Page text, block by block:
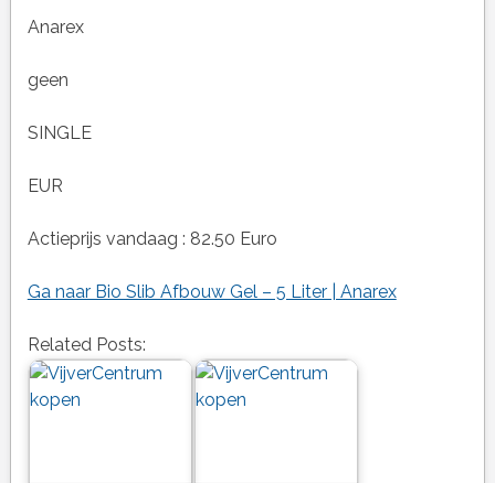
Anarex
geen
SINGLE
EUR
Actieprijs vandaag : 82.50 Euro
Ga naar Bio Slib Afbouw Gel – 5 Liter | Anarex
Related Posts: